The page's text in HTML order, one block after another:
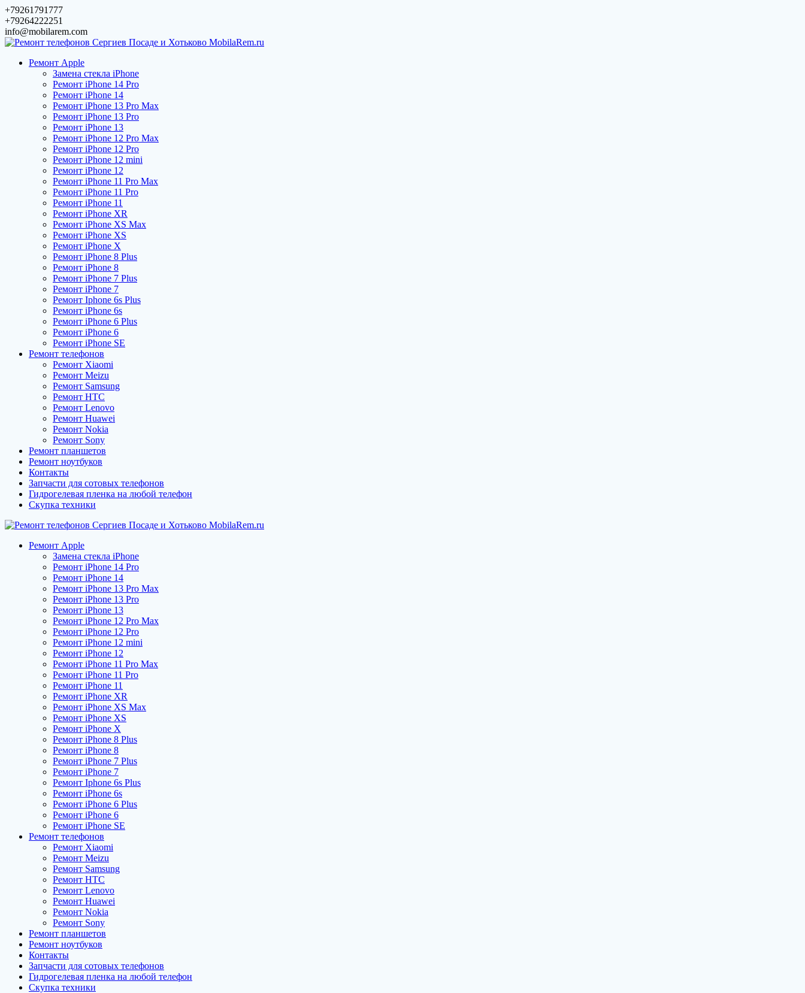
Перейти
к
содержимому
+79261791777
+79264222251
info@mobilarem.com
Ремонт Apple
Замена стекла iPhone
Ремонт iPhone 14 Pro
Ремонт iPhone 14
Ремонт iPhone 13 Pro Max
Ремонт iPhone 13 Pro
Ремонт iPhone 13
Ремонт iPhone 12 Pro Max
Ремонт iPhone 12 Pro
Ремонт iPhone 12 mini
Ремонт iPhone 12
Ремонт iPhone 11 Pro Max
Ремонт iPhone 11 Pro
Ремонт iPhone 11
Ремонт iPhone XR
Ремонт iPhone XS Max
Ремонт iPhone XS
Ремонт iPhone X
Ремонт iPhone 8 Plus
Ремонт iPhone 8
Ремонт iPhone 7 Plus
Ремонт iPhone 7
Ремонт Iphone 6s Plus
Ремонт iPhone 6s
Ремонт iPhone 6 Plus
Ремонт iPhone 6
Ремонт iPhone SE
Ремонт телефонов
Ремонт Xiaomi
Ремонт Meizu
Ремонт Samsung
Ремонт HTC
Ремонт Lenovo
Ремонт Huawei
Ремонт Nokia
Ремонт Sony
Ремонт планшетов
Ремонт ноутбуков
Контакты
Запчасти для сотовых телефонов
Гидрогелевая пленка на любой телефон
Скупка техники
Ремонт Apple
Замена стекла iPhone
Ремонт iPhone 14 Pro
Ремонт iPhone 14
Ремонт iPhone 13 Pro Max
Ремонт iPhone 13 Pro
Ремонт iPhone 13
Ремонт iPhone 12 Pro Max
Ремонт iPhone 12 Pro
Ремонт iPhone 12 mini
Ремонт iPhone 12
Ремонт iPhone 11 Pro Max
Ремонт iPhone 11 Pro
Ремонт iPhone 11
Ремонт iPhone XR
Ремонт iPhone XS Max
Ремонт iPhone XS
Ремонт iPhone X
Ремонт iPhone 8 Plus
Ремонт iPhone 8
Ремонт iPhone 7 Plus
Ремонт iPhone 7
Ремонт Iphone 6s Plus
Ремонт iPhone 6s
Ремонт iPhone 6 Plus
Ремонт iPhone 6
Ремонт iPhone SE
Ремонт телефонов
Ремонт Xiaomi
Ремонт Meizu
Ремонт Samsung
Ремонт HTC
Ремонт Lenovo
Ремонт Huawei
Ремонт Nokia
Ремонт Sony
Ремонт планшетов
Ремонт ноутбуков
Контакты
Запчасти для сотовых телефонов
Гидрогелевая пленка на любой телефон
Скупка техники